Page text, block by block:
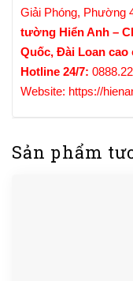
Giải Phóng, Phường
tường Hiển Anh –
Quốc, Đài Loan cao
Hotline 24/7:
Website: https://
Sản phẩm